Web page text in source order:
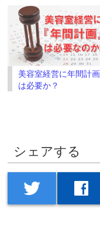
美容室経営に年間計画
は必要か？
シェアする
twitter facebook